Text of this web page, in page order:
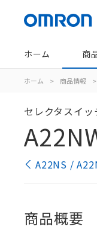
ホーム 商
ホーム > 商品情報 >
セレクタスイッ
A22NS /
商品概要